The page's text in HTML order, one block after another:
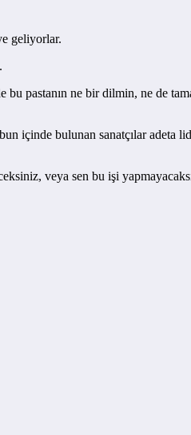
geliyorlar.
pastanın ne bir dilmin, ne de
içinde bulunan sanatçılar adeta
veya sen bu işi